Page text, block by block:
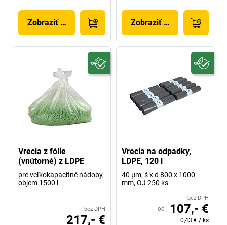
Zobraziť produkt Zobraziť produkt
Vrecia z fólie
(vnútorné) z LDPE
pre veľkokapacitné nádoby,
objem 1500 l
bez DPH
217,- €
Vrecia na odpadky,
LDPE, 120 l
40 µm, š x d 800 x 1000
mm, OJ 250 ks
bez DPH
od 107,- €
0,43 € / ks